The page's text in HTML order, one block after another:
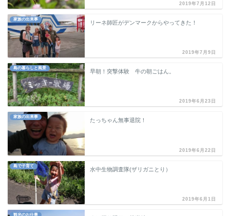
2019年7月12日
家族の出来事
リーネ師匠がデンマークからやってきた！
2019年7月9日
島の暮らしと風景
早朝！突撃体験 牛の朝ごはん。
2019年6月23日
家族の出来事
たっちゃん無事退院！
2019年6月22日
島で子育て
水中生物調査隊(ザリガニとり）
2019年6月1日
観光のお仕事